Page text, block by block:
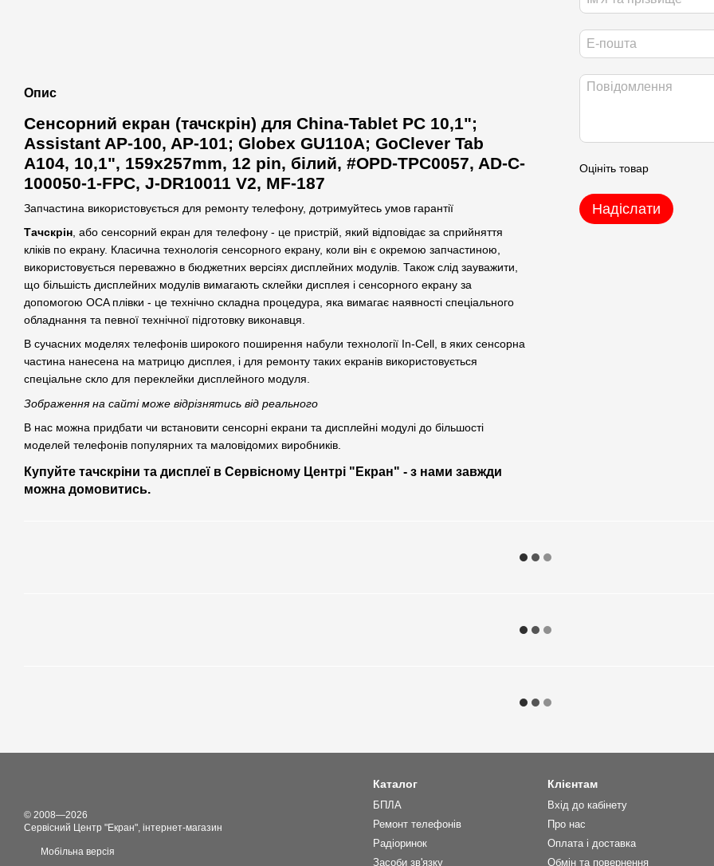
Опис
Сенсорний екран (тачскрін) для China-Tablet PC 10,1";
Assistant AP-100, AP-101; Globex GU110A; GoClever Tab
A104, 10,1", 159x257mm, 12 pin, білий, #OPD-TPC0057, AD-C-
100050-1-FPC, J-DR10011 V2, MF-187
Запчастина використовується для ремонту телефону, дотримуйтесь умов гарантії
Тачскрін , або сенсорний екран для телефону - це пристрій, який відповідає за сприйняття
кліків по екрану. Класична технологія сенсорного екрану, коли він є окремою запчастиною,
використовується переважно в бюджетних версіях дисплейних модулів. Також слід зауважити,
що більшість дисплейних модулів вимагають склейки дисплея і сенсорного екрану за
допомогою OCA плівки - це технічно складна процедура, яка вимагає наявності спеціального
обладнання та певної технічної підготовку виконавця.
В сучасних моделях телефонів широкого поширення набули технології In-Cell, в яких сенсорна
частина нанесена на матрицю дисплея, і для ремонту таких екранів використовується
спеціальне скло для переклейки дисплейного модуля.
Зображення на сайті може відрізнятись від реального
В нас можна придбати чи встановити сенсорні екрани та дисплейні модулі до більшості
моделей телефонів популярних та маловідомих виробників.
Купуйте тачскріни та дисплеї в Сервісному Центрі "Екран" - з нами завжди
можна домовитись.
Оцініть товар
Надіслати
© 2008—2026
Сервісний Центр "Екран", інтернет-магазин
Мобільна версія
Каталог
БПЛА
Ремонт телефонів
Радіоринок
Засоби зв'язку
Клієнтам
Вхід до кабінету
Про нас
Оплата і доставка
Обмін та повернення